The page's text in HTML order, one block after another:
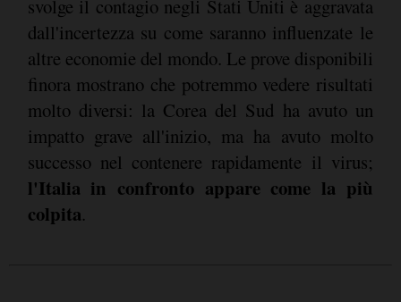
svolge il contagio negli Stati Uniti è aggravata
dall'incertezza su come saranno influenzate le
altre economie del mondo. Le prove disponibili
finora mostrano che potremmo vedere risultati
molto diversi: la Corea del Sud ha avuto un
impatto grave all'inizio, ma ha avuto molto
successo nel contenere rapidamente il virus;
l'Italia in confronto appare come la più
colpita.